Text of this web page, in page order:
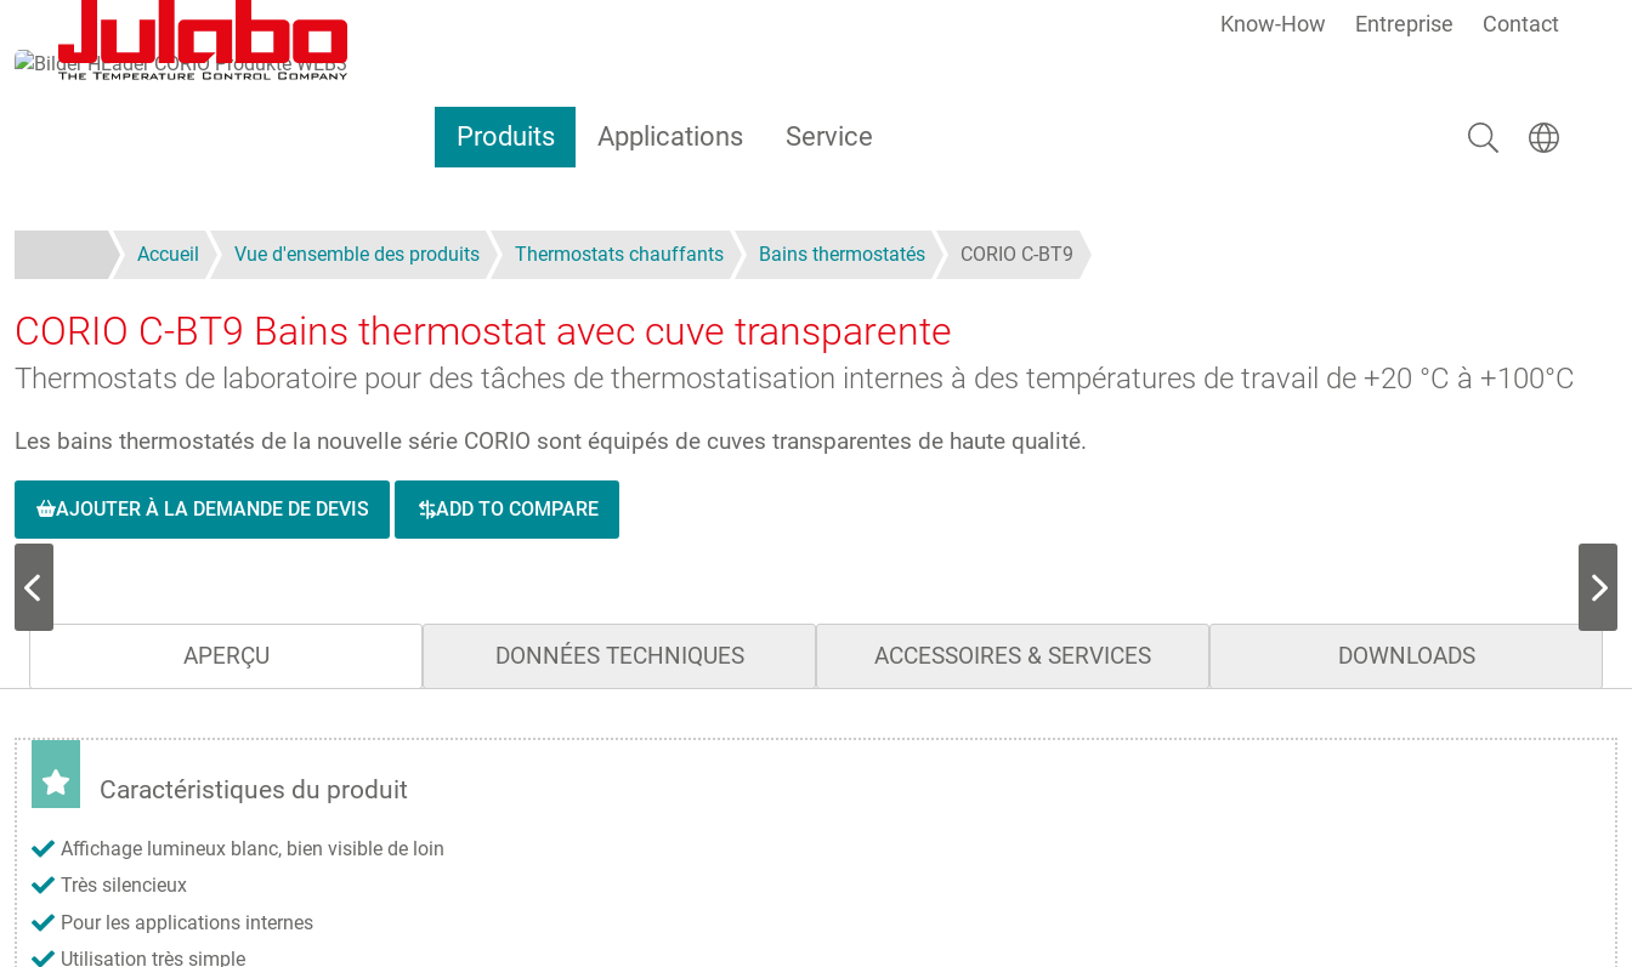
Aller au contenu principal
Produits Applications Service
Know-How Entreprise Contact
RechercherSelect
Accueil Vue d'ensemble des produits Thermostats chauffants Bains thermostatés CORIO C-BT9
CORIO C-BT9 Bains thermostat avec cuve transparente
Thermostats de laboratoire pour des tâches de thermostatisation internes à des températures de travail de +20 °C à +100°C
Les bains thermostatés de la nouvelle série CORIO sont équipés de cuves transparentes de haute qualité.
AJOUTER À LA DEMANDE DE DEVIS ADD TO COMPARE
APERÇU DONNÉES TECHNIQUES ACCESSOIRES & SERVICES DOWNLOADS
Caractéristiques du produit
Affichage lumineux blanc, bien visible de loin
Très silencieux
Pour les applications internes
Utilisation très simple